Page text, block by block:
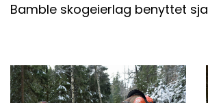
Bamble skogeierlag benyttet